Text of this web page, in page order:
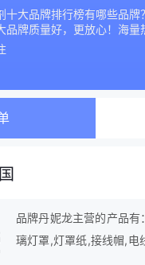
十大品牌排行榜有哪些品
牌质量好，更放心！海量
品牌丹妮龙主营的产品
璃灯罩,灯罩纸,接线帽,电